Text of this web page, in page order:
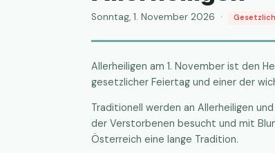
Sonntag, 1. November 2026 · Gesetzlich
Allerheiligen am 1. November ist den
gesetzlicher Feiertag und einer der
Traditionell werden an Allerheiligen
der Verstorbenen besucht und mit
Österreich eine lange Tradition.